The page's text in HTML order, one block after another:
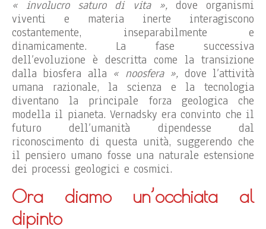
« involucro saturo di vita »,dove organismi
viventi e materia inerte interagiscono
costantemente, inseparabilmente e
dinamicamente. La fase successiva
dell’evoluzione è descritta come la transizione
dalla biosfera alla « noosfera », dove l’attività
umana razionale, la scienza e la tecnologia
diventano la principale forza geologica che
modella il pianeta. Vernadsky era convinto che il
futuro dell’umanità dipendesse dal
riconoscimento di questa unità, suggerendo che
il pensiero umano fosse una naturale estensione
dei processi geologici e cosmici.
Ora diamo un’occhiata al
dipinto